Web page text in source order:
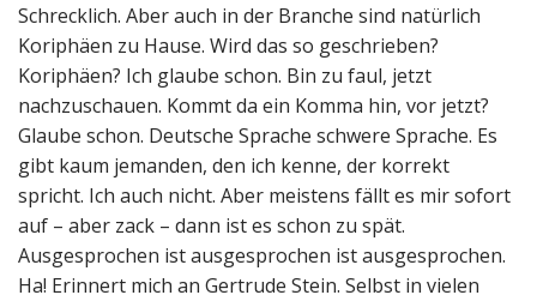
Schrecklich. Aber auch in der Branche sind natürlich
Koriphäen zu Hause. Wird das so geschrieben?
Koriphäen? Ich glaube schon. Bin zu faul, jetzt
nachzuschauen. Kommt da ein Komma hin, vor jetzt?
Glaube schon. Deutsche Sprache schwere Sprache. Es
gibt kaum jemanden, den ich kenne, der korrekt
spricht. Ich auch nicht. Aber meistens fällt es mir sofort
auf – aber zack – dann ist es schon zu spät.
Ausgesprochen ist ausgesprochen ist ausgesprochen.
Ha! Erinnert mich an Gertrude Stein. Selbst in vielen